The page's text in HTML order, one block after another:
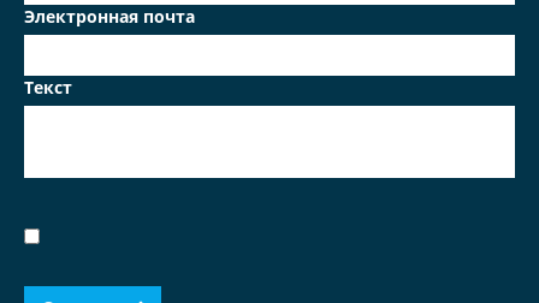
Электронная почта
Текст